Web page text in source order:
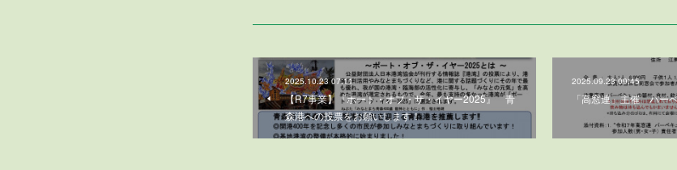
2025.10.23 07:11
【R7事業】『ポート・オブ・ザ・イヤー2025』 青
森港への投票をお願いします！
2025.09.23 09:45
「高窓連」主催 バー